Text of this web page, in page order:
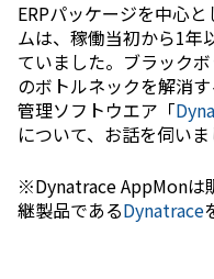
ERPパッケージを中心
ムは、稼働当初から1年
ていました。ブラック
のボトルネックを解消
管理ソフトウエア「
について、お話を伺いま
※Dynatrace AppMonは
継製品であるDynatrace